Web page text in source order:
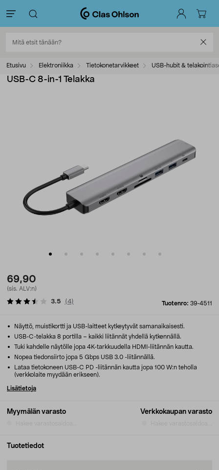
Etusivu Elektroniikka Tietokonetarvikkeet USB-hubit &
USB-C 8-in-1 Telakka
69,90
(sis. ALV:n)
Tuotenro: 39-4511
3.5 (4)
Myymälän varasto Verkkokaupan varasto
Näyttö, muistikortti ja USB-laitteet kytkeytyvät samanaikaisesti.
USB-C-telakka 8 portilla – kaikki liitännät yhdellä kytkennällä.
Tuki kahdelle näytölle jopa 4K-tarkkuudella HDMI-liitännän kautta.
Nopea tiedonsiirto jopa 5 Gbps USB 3.0 -liitännällä.
Lataa tietokoneen USB-C PD -liitännän kautta jopa 100 W:n teholla
(verkkolaite myydään erikseen).
Lisätietoja
Tuotetiedot